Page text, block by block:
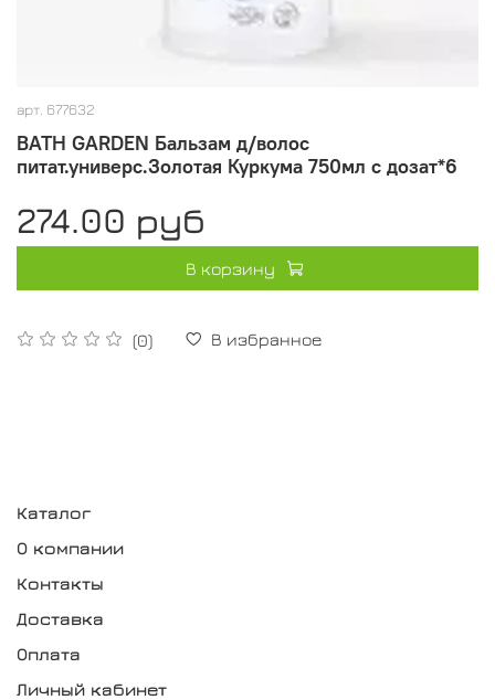
арт. 677632
BATH GARDEN Бальзам д/волос
питат.универс.Золотая Куркума 750мл с дозат*6
(0) В избранное
274.00 руб
В корзину
Каталог
О компании
Контакты
Доставка
Оплата
Личный кабинет